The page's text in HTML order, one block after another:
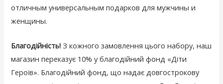
отличным универсальным подарков для мужчины и
женщины.
Благодійність! З кожного замовлення цього набору, наш
магазин переказує 10% у благодійний фонд «Діти
Героїв». Благодійний фонд, що надає довгострокову